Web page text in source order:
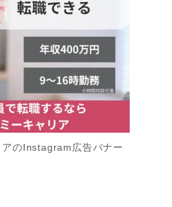
のInstagram広告バナー